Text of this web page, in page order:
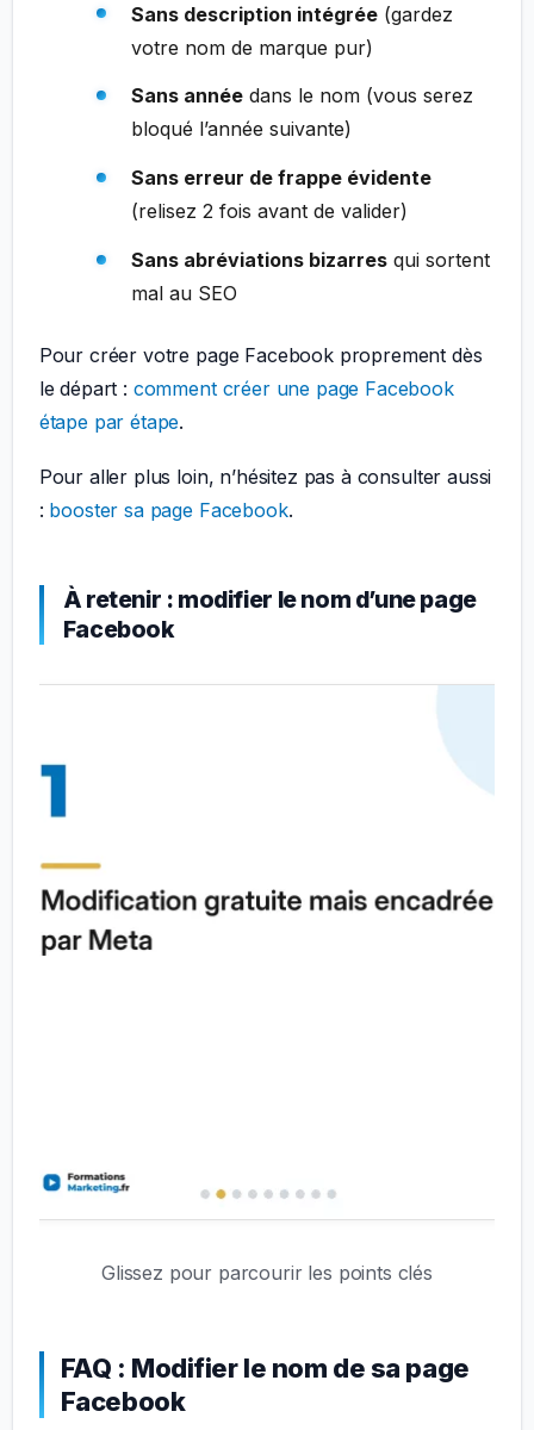
Sans description intégrée(gardez
votre nom de marque pur)
Sans annéedans le nom (vous serez
bloqué l’année suivante)
Sans erreur de frappe évidente
(relisez 2 fois avant de valider)
Sans abréviations bizarresqui sortent
mal au SEO
Pour créer votre page Facebook proprement dès
le départ : comment créer une page Facebook
étape par étape.
Pour aller plus loin, n’hésitez pas à consulter aussi
: booster sa page Facebook.
À retenir : modifier le nom d’une page
Facebook
Glissez pour parcourir les points clés
FAQ : Modifier le nom de sa page
Facebook